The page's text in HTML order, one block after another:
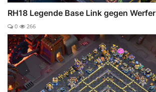
RH18 Legende Base Link gegen Werfer
0 266